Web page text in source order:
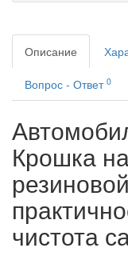
Описание
Вопрос - Ответ 0
Крошка
чистота